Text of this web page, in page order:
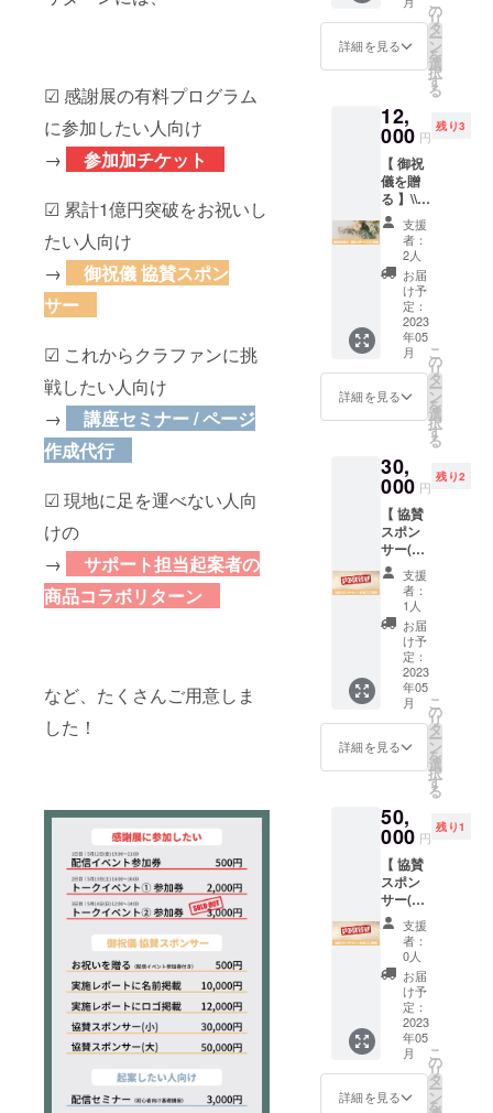
☑︎ 感謝展の有料プログラム
に参加したい人向け
→
参加加チケット
☑︎ 累計1億円突破をお祝いし
たい人向け
→
御祝儀 協賛スポン
サー
☑︎ これからクラファンに挑
戦したい人向け
→
講座セミナー / ページ
作成代行
☑︎ 現地に足を運べない人向
けの
→
サポート担当起案者の
商品コラボリターン
など、たくさんご用意しま
した！
入力
材材
質：塩
ビ（白
色/グロ
ス）＋
のうみ
そん 〉
ジャン
プルー
キー連
載中：
https://r
ookie.s
honenju
mp.co
m/serie
s/pGBIk
ZlnW3k
Twitter
https://t
witter.c
om/brai
nmanN
N
Instagr
am：
https://
www.in
stagra
m.com/
nou_mi
son/ ※
送料込
みの金
額と
なって
おりま
す ※ サ
イズや
カラー
択くだ
さい ※
のうみ
そん展
開催の
プロ
ジェク
トはこ
ちら →
https://
camp-
fire.jp/p
rojects/
view/58
7474
詳細 特
徴：可
視光応
答型光
「V-
CAT︎」
使用 素
材：綿
100%
色：
カーキ
※ 送料
込みの
金額と
なって
おりま
す（国
内配送
のみ）
※ 合同
会社
CALか
ら配送
いただ
きます
※ デザ
インや
仕様は
一部変
更にな
る可能
性があ
ります
※ 使用
感など
に関し
ては、
感じ方
に個人
差が予
想され
る製品
ます ※
洗える
抗菌快
眠枕
「にわ
おナイ
トAg」
のプロ
ジェク
トはこ
ちら →
https://
camp-
fire.jp/p
rojects/
view/52
4463
加者に
データ
をお渡
す ※ 購
入者に
はメッ
セージ
および
メール
で参加
用
ZOOM
リンク
を送ら
せてい
ただき
ます ※
当日は
質疑応
答の時
間も
たっぷ
する予
定です
※ 少人
数での
開催な
どで個
別具体
的な質
問にも
回答し
ます
第一部
ナー講
座（約
部｜質
疑応答
（約20
分） ・
実施方
法：
ZOOM
・アー
カイ
ブ：参
加者に
動画
データ
をお渡
ししま
入者に
はメッ
および
メール
で参加
用
ZOOM
リンク
を送ら
せてい
ただき
ます ※
当日は
質疑応
答の時
間も
たっぷ
り用意
する予
定です
※ 少人
開催な
どで個
別具体
的な質
問にも
回答し
ます
のメッ
〈 配信
セミ
〉 ・
テー
マ：募
集ペー
ジ作成
のコツ
・開催
日時：
2023年
5月30日
(火)
19:00〜
20:00（
約60
分）
｜セミ
ナー講
第二
部｜質
疑応答
（約20
分） ・
実施方
法：
ZOOM
・アー
カイ
ブ：参
加者に
動画
データ
をお渡
す ※ 購
入者に
セージ
および
メール
で参加
用
ZOOM
リンク
を送ら
せてい
ただき
ます ※
当日は
質疑応
答の時
間も
たっぷ
り用意
する予
問いま
せん 〈
内容 〉
回分）
・お礼
のメッ
セージ
※ 交通
費と宿
泊費は
リター
ン金額
に含ま
れます
（負担
が大き
くなる
場合の
談させ
てくだ
ナーの
開催日
程およ
び内容
は別途
調整さ
せてい
ただき
ます ※
セミ
ナー時
間：約1
時間〜
最大1.5
時間程
安） ※
有効期
3月31日
まで ※
備考欄
に「開
催時期
の目
安」
「会場
の想
定」を
ご記入
くださ
い ※ 決
まって
いない
「未確
「プロ
ジェク
トペー
するこ
とがで
きま
す。 普
段は
78,000
円(税別)
で提供
してい
る
『ベー
シック
プラ
ン』を
お得な
金額で
依頼す
〈 内容
〉 ・プ
ロジェ
クト
ページ
作成代
行 依頼
（ベー
シック
プラン1
回分）
・お礼
のメッ
セージ
期限：
2024年
3月31日
友人知
人への
譲渡も
可能で
す ※
CAMPF
IREでの
起案者
限定に
なりま
たい人
向けの
リター
ンで
す。 累
突破や
感謝展
の開催
をお祝
い支援
できる
リター
ンをご
用意し
まし
た！ 企
画展の
開催終
了後に
作成す
る「実
施報告
お名前
を掲載
させて
いただ
きま
す。 〈
内容 〉
・実施
報告レ
ポート
に名前
掲載 ・
お礼の
メッ
セージ
※ 実施
報告レ
イトに
投稿す
る予定
です ※
掲載予
定サイ
ト：
https://
makiku
be.com/
※ 投稿
予定
日：
2023年
5月20日
(土) ※ 掲
載期
詳細を見る
の
リ
タ
ー
ン
を
選
択
す
る
12,
000 円
残り3
【 御祝
儀を贈
る 】\\
実施報
告レ
ポート
にロゴ
＆URL
掲載 //
シンプ
ルにお
祝いし
たい人
向けの
リター
ンで
計1億円
突破や
感謝展
の開催
をお祝
い支援
できる
リター
ンをご
用意し
まし
た！ 企
画展の
開催終
了後に
作成す
る「実
事」に
ロゴと
URLを
掲載さ
せてい
ただき
ます。
〈 内容
〉 ・実
施報告
レポー
トにロ
ゴ掲載
・実施
報告レ
ポート
にリン
支援
者：
2人
お届
け予
定：
2023
年05
月
詳細を見る
こ
の
リ
タ
ー
ン
を
選
択
す
る
30,
000 円
残り2
【 協賛
スポン
サー(小)
】\\ 会場
にロゴ
掲載 //
クラウ
ドファ
ンディ
ング感
謝展に
協賛し
たい方
向けの
リター
ンで
画展の
会場内
に「協
賛スポ
ン
サー」
として
ロゴを
掲示さ
せてい
ただき
ます。
加え
て、企
画展の
開催終
了後に
支援
者：
1人
お届
け予
定：
2023
年05
月
詳細を見る
こ
の
リ
タ
ー
ン
を
選
択
す
る
50,
000 円
残り1
【 協賛
スポン
サー(大)
】\\ 会場
にロゴ
掲載 //
クラウ
ドファ
ンディ
ング感
謝展に
協賛し
たい方
向けの
支援
者：
0人
お届
け予
定：
2023
年05
月
詳細を見る
こ
の
リ
タ
ー
ン
を